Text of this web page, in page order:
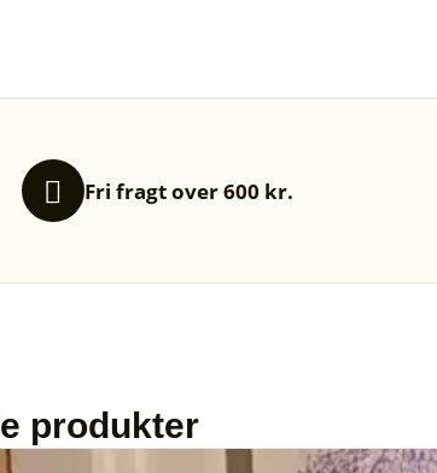
Fri fragt over 600 kr.
produkter